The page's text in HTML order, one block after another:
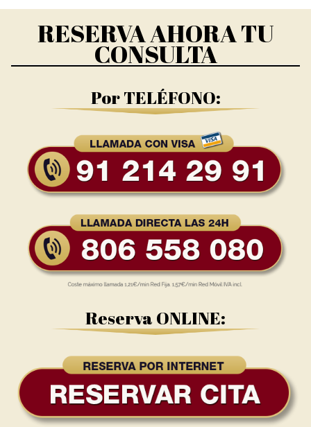
RESERVA AHORA TU
CONSULTA
Por TELÉFONO:
Reserva ONLINE: